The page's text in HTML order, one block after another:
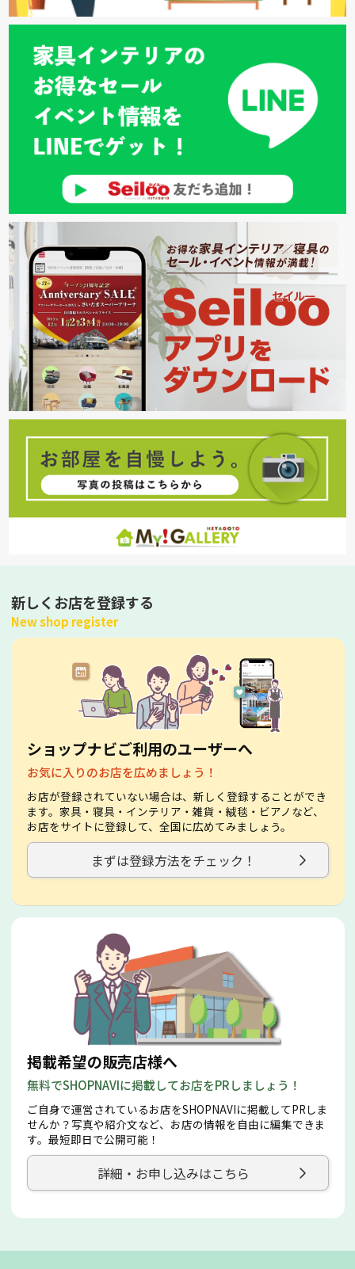
新しくお店を登録する
New shop register
ショップナビご利用のユーザーへ
お気に入りのお店を広めましょう！
お店が登録されていない場合は、新しく登録することができ
ます。家具・寝具・インテリア・雑貨・絨毯・ビアノなど、
お店をサイトに登録して、全国に広めてみましょう。
まずは登録方法をチェック！
掲載希望の販売店様へ
無料でSHOPNAVIに掲載してお店をPRしましょう！
ご自身で運営されているお店をSHOPNAVIに掲載してPRしま
せんか？写真や紹介文など、お店の情報を自由に編集できま
す。最短即日で公開可能！
詳細・お申し込みはこちら